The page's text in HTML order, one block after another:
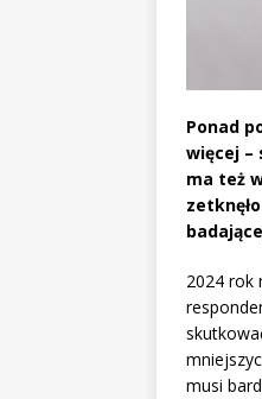
Ponad
więcej –
ma też
2024 rok
musi